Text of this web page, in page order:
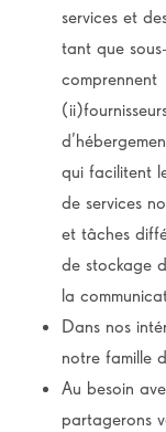
services et
tant que
comprennent
qui facilitent
de services
et tâches
de stockage
la
Dans nos
notre famille
Au besoin
partagerons